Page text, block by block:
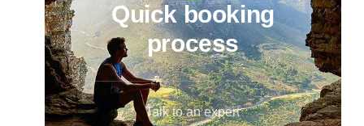
Quick booking
process
Talk to an expert